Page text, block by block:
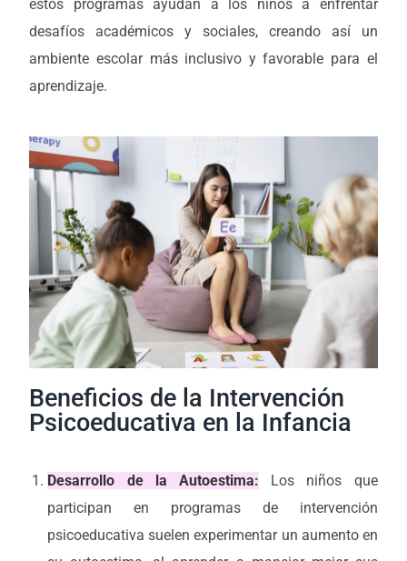
estos programas ayudan a los niños a enfrentar
desafíos académicos y sociales, creando así un
ambiente escolar más inclusivo y favorable para el
aprendizaje.
Beneficios de la Intervención
Psicoeducativa en la Infancia
Desarrollo de la Autoestima: Los niños que
participan en programas de intervención
psicoeducativa suelen experimentar un aumento en